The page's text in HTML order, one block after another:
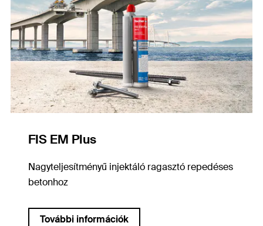
FIS EM Plus
Nagyteljesítményű injektáló ragasztó repedéses
betonhoz
További információk